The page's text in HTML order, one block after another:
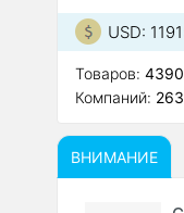
USD:
Товаров: 4390
Компаний:
ВНИМАНИЕ